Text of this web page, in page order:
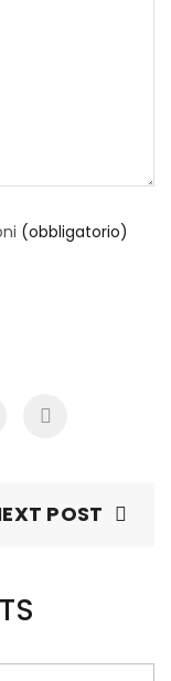
(obbligatorio)
POST